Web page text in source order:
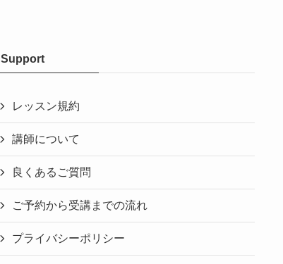
Support
レッスン規約
講師について
良くあるご質問
ご予約から受講までの流れ
プライバシーポリシー